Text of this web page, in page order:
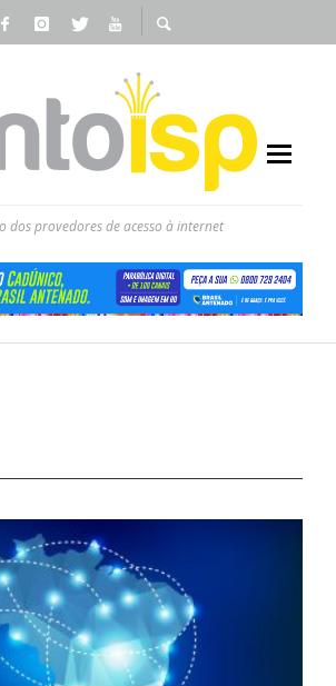
dos provedores de acesso à internet